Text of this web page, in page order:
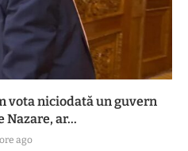
vota niciodată un guvern
Nazare, ar...
ago